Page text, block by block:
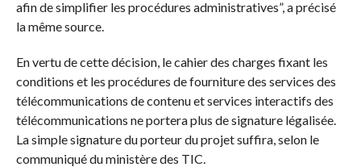
afin de simplifier les procédures administratives”, a précisé
la même source.
En vertu de cette décision, le cahier des charges fixant les
conditions et les procédures de fourniture des services des
télécommunications de contenu et services interactifs des
télécommunications ne portera plus de signature légalisée.
La simple signature du porteur du projet suffira, selon le
communiqué du ministère des TIC.